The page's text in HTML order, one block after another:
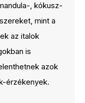
, kókusz-
mint a
az italok
is
azok
érzékenyek.